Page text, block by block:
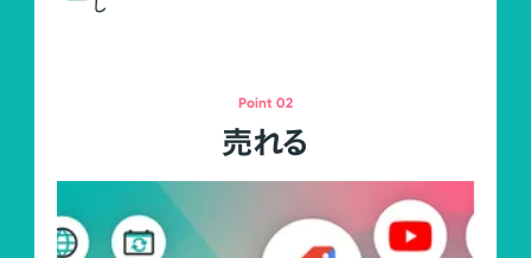
し
Point 02
売れる